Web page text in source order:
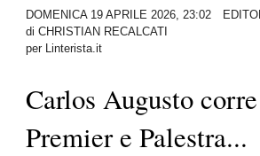
DOMENICA 19 APRILE 2026, 23:02
di CHRISTIAN RECALCATI
per Linterista.it
Carlos Augusto
Premier e Palestra...